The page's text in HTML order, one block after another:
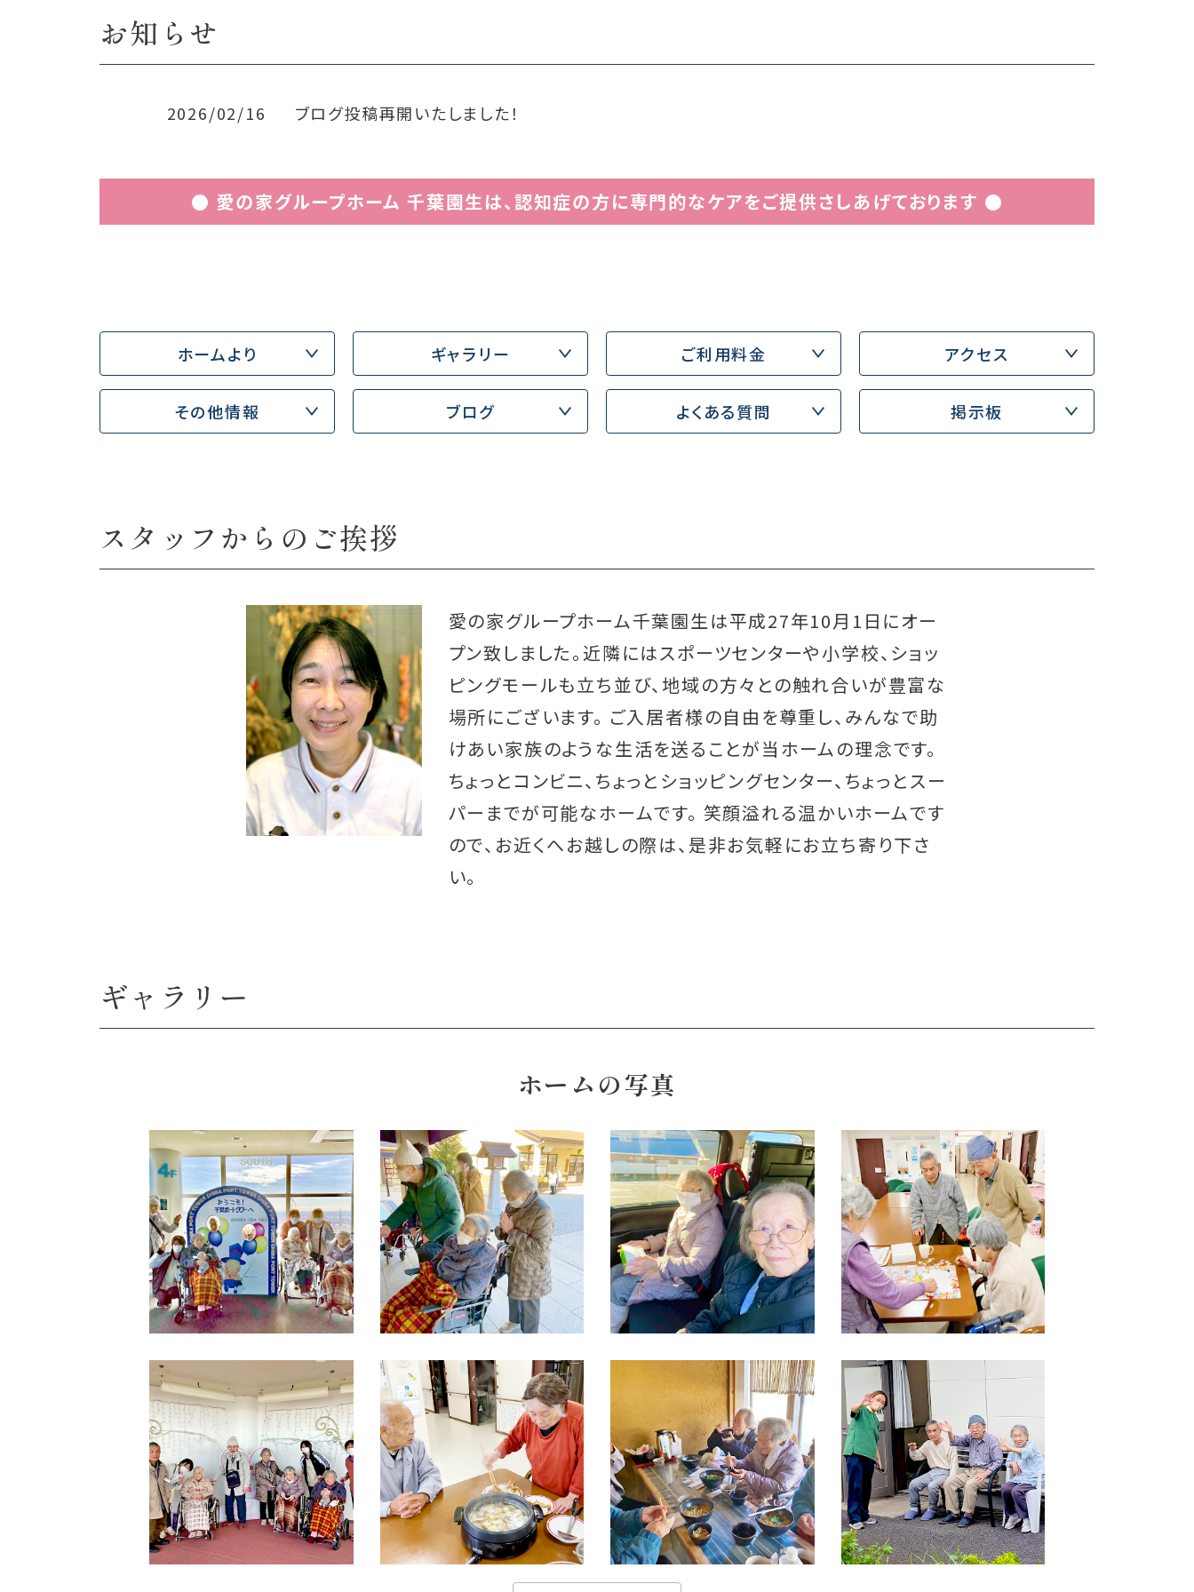
お知らせ
2026/02/16 ブログ投稿再開いたしました！
● 愛の家グループホーム 千葉園生は、認知症の方に専門的なケアをご提供さしあげております ●
ホームより ギャラリー ご利用料金 アクセス
その他情報 ブログ よくある質問 掲示板
スタッフからのご挨拶
愛の家グループホーム千葉園生は平成27年10月1日にオー
プン致しました。近隣にはスポーツセンターや小学校、ショッ
ピングモールも立ち並び、地域の方々との触れ合いが豊富な
場所にございます。 ご入居者様の自由を尊重し、みんなで助
けあい家族のような生活を送ることが当ホームの理念です。
ちょっとコンビニ、ちょっとショッピングセンター、ちょっとスー
パーまでが可能なホームです。 笑顔溢れる温かいホームです
ので、お近くへお越しの際は、是非お気軽にお立ち寄り下さ
い。
ギャラリー
ホームの写真